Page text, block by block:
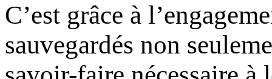
C’est grâce à
sauvegardés non